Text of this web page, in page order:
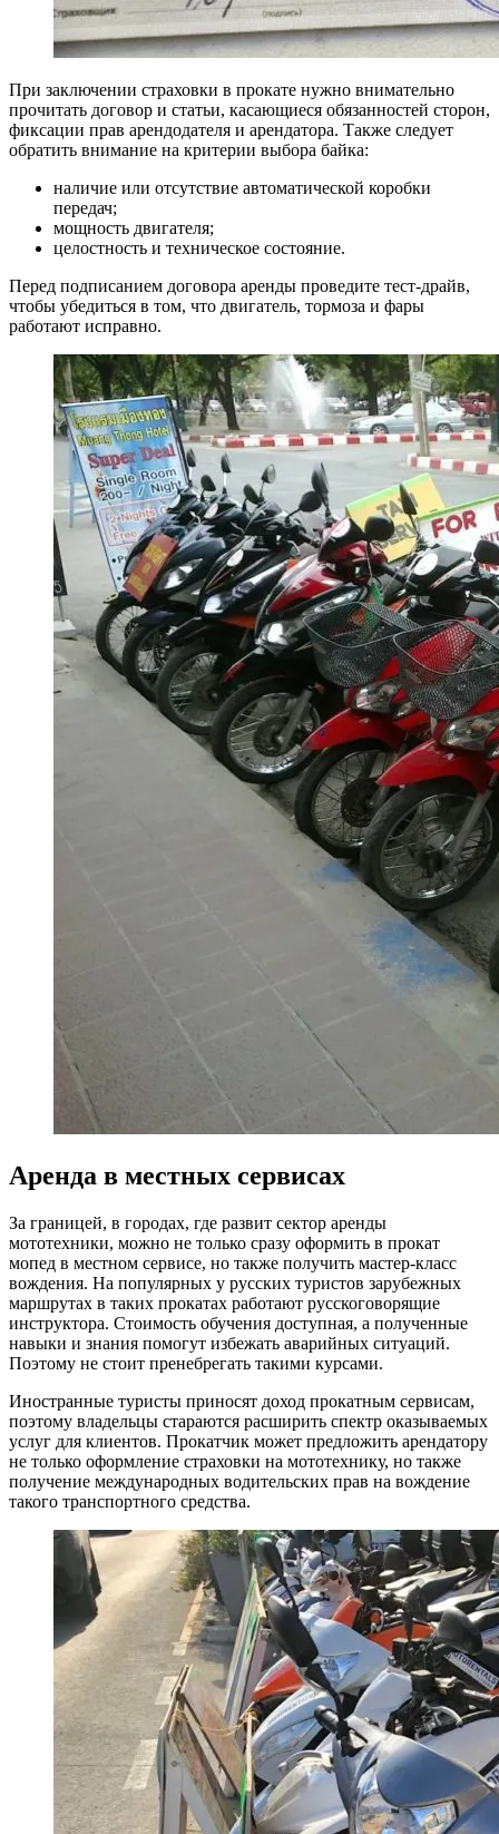
При заключении страховки в прокате нужно внимательно
прочитать договор и статьи, касающиеся обязанностей сторон,
фиксации прав арендодателя и арендатора. Также следует
обратить внимание на критерии выбора байка:
наличие или отсутствие автоматической коробки
передач;
мощность двигателя;
целостность и техническое состояние.
Перед подписанием договора аренды проведите тест-драйв,
чтобы убедиться в том, что двигатель, тормоза и фары
работают исправно.
Аренда в местных сервисах
За границей, в городах, где развит сектор аренды
мототехники, можно не только сразу оформить в прокат
мопед в местном сервисе, но также получить мастер-класс
вождения. На популярных у русских туристов зарубежных
маршрутах в таких прокатах работают русскоговорящие
инструктора. Стоимость обучения доступная, а полученные
навыки и знания помогут избежать аварийных ситуаций.
Поэтому не стоит пренебрегать такими курсами.
Иностранные туристы приносят доход прокатным сервисам,
поэтому владельцы стараются расширить спектр оказываемых
услуг для клиентов. Прокатчик может предложить арендатору
не только оформление страховки на мототехнику, но также
получение международных водительских прав на вождение
такого транспортного средства.